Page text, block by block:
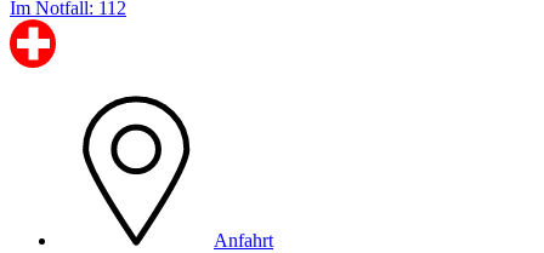
Im Notfall: 112
Anfahrt